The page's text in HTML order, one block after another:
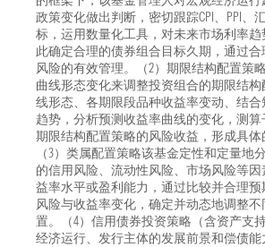
政策变化做出判断，密切跟踪CPI、PPI、
标，运用数量化工具，对未来市场利率
此确定合理的债券组合目标久期，通过
风险的有效管理。（2）期限结构配置策
曲线形态变化来调整投资组合的期限结
线形态、各期限段品种收益率变动、结
趋势，分析预测收益率曲线的变化，测
期限结构配置策略的风险收益，形成具体
（3）类属配置策略该基金定性和定量地
的信用风险、流动性风险、市场风险等
益率水平或盈利能力，通过比较并合理
风险与收益率变化，确定并动态地调整
置。（4）信用债券投资策略（含资产支
经济运行、发行主体的发展前景和偿债